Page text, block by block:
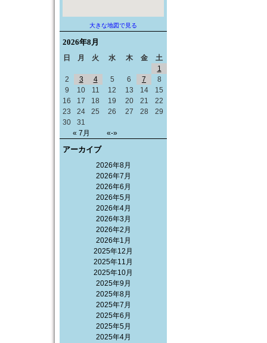
大きな地図で見る
2026年8月
日 月 火 水 木 金 土
« 7月 «-»
1
2
3 4 5 6 7
8
9
10 11 12 13 14
15
16
17 18 19 20 21
22
23
24 25 26 27 28
29
30
31
アーカイブ
2026年8月
2026年7月
2026年6月
2026年5月
2026年4月
2026年3月
2026年2月
2026年1月
2025年12月
2025年11月
2025年10月
2025年9月
2025年8月
2025年7月
2025年6月
2025年5月
2025年4月